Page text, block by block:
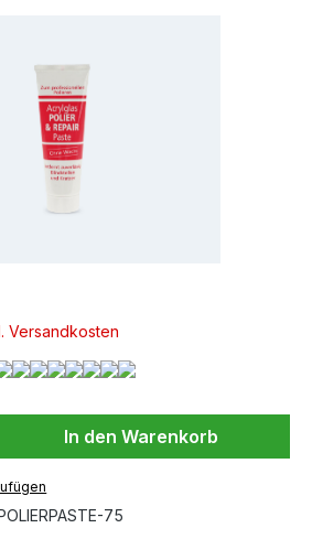
Versandkosten
Gib den
In den Warenkorb
75